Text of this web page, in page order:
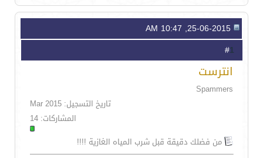
1
انترست
Spammers
تاريخ التسجيل: Mar 2015
المشاركات: 14
من فضلك دقيقة قبل شرب المياه الغازية !!!!